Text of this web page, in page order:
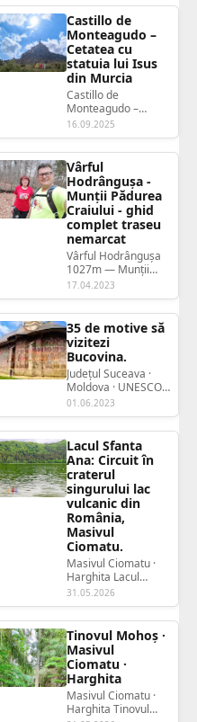
Castillo de
Monteagudo –
Cetatea cu
statuia lui Isus
din Murcia
Castillo de
Monteagudo –
Cetatea cu statuia
lui Isus din Murcia |
Jurnal de Drumeții...
16.09.2025
Vârful
Hodrângușa -
Munții Pădurea
Craiului - ghid
complet traseu
nemarcat
Vârful Hodrângușa
1027m — Munții
Pădurea Craiului —
Ghid traseu
nemarcat...
17.04.2023
35 de motive să
vizitezi
Bucovina.
Județul Suceava ·
Moldova · UNESCO
35 de motive să
vizitezi BucovinaȚa...
01.06.2023
Lacul Sfanta
Ana: Circuit în
craterul
singurului lac
vulcanic din
România,
Masivul
Ciomatu.
Masivul Ciomatu ·
Harghita Lacul
Sfânta AnaMasivul
Ciomatu Singurul...
31.05.2026
Tinovul Mohoș ·
Masivul
Ciomatu ·
Harghita
Masivul Ciomatu ·
Harghita Tinovul